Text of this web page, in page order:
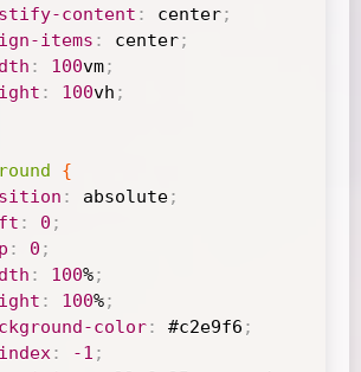
content : center;
items : center;
: 100vm;
: 100vh ;
{
: absolute;
: 0 ;
: 0 ;
: 100%;
: 100%;
color: #c2e9f6 ;
: -1 ;